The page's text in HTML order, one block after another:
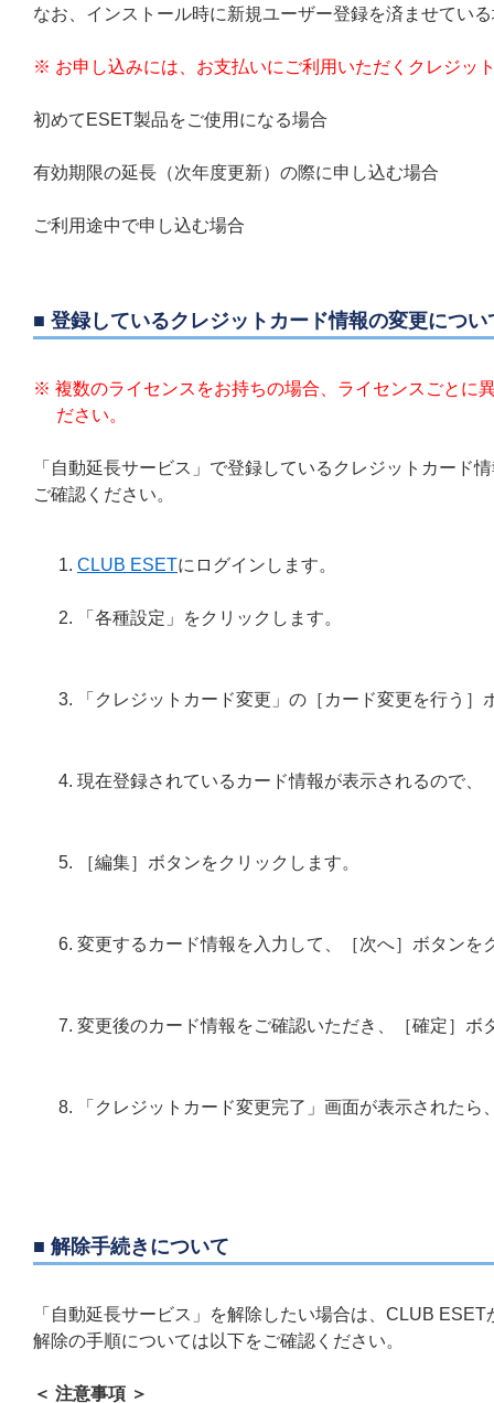
なお、インストール時に新規ユーザー登録を済ませてい
※ お申し込みには、お支払いにご利用いただくクレジッ
初めてESET製品をご使用になる場合
有効期限の延長（次年度更新）の際に申し込む場合
ご利用途中で申し込む場合
■ 登録しているクレジットカード情報の変更につい
※ 複数のライセンスをお持ちの場合、ライセンスごとに
ださい。
「自動延長サービス」で登録しているクレジットカード
ご確認ください。
CLUB ESETにログインします。
「各種設定」をクリックします。
「クレジットカード変更」の［カード変更を行う
現在登録されているカード情報が表示されるので
［編集］ボタンをクリックします。
変更するカード情報を入力して、［次へ］ボタンを
変更後のカード情報をご確認いただき、［確定］ボ
「クレジットカード変更完了」画面が表示されたら
■ 解除手続きについて
「自動延長サービス」を解除したい場合は、CLUB
解除の手順については以下をご確認ください。
＜ 注意事項 ＞